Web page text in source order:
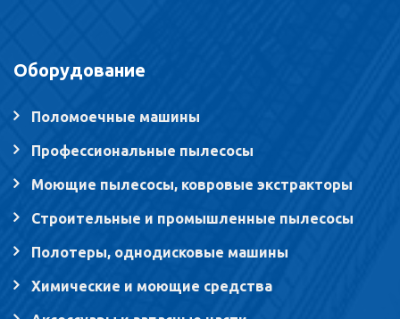
Оборудование
Поломоечные машины
Профессиональные пылесосы
Моющие пылесосы, ковровые экстракторы
Строительные и промышленные пылесосы
Полотеры, однодисковые машины
Химические и моющие средства